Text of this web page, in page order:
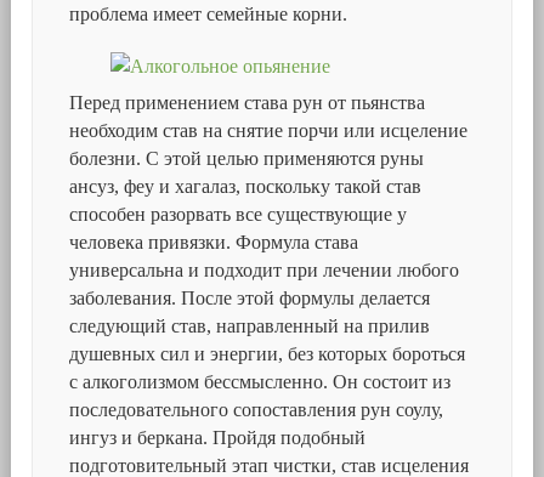
проблема имеет семейные корни.
Перед применением става рун от пьянства
необходим став на снятие порчи или исцеление
болезни. С этой целью применяются руны
ансуз, феу и хагалаз, поскольку такой став
способен разорвать все существующие у
человека привязки. Формула става
универсальна и подходит при лечении любого
заболевания. После этой формулы делается
следующий став, направленный на прилив
душевных сил и энергии, без которых бороться
с алкоголизмом бессмысленно. Он состоит из
последовательного сопоставления рун соулу,
ингуз и беркана. Пройдя подобный
подготовительный этап чистки, став исцеления